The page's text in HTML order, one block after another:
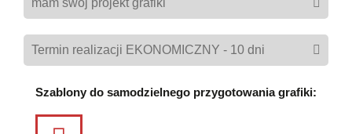
Szablony do samodzielnego przygotowania grafiki: